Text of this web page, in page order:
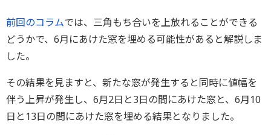
前回のコラムでは、三角もち合いを上放れることができる
どうかで、6月にあけた窓を埋める可能性があると解説しま
した。
その結果を見ますと、新たな窓が発生すると同時に値幅を
伴う上昇が発生し、6月2日と3日の間にあけた窓と、6月10
日と13日の間にあけた窓を埋める結果となりました。